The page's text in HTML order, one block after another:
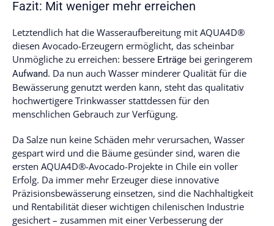
Fazit: Mit weniger mehr erreichen
Letztendlich hat die Wasseraufbereitung mit AQUA4D®
diesen Avocado-Erzeugern ermöglicht, das scheinbar
Unmögliche zu erreichen: bessere Erträge bei geringerem
Aufwand. Da nun auch Wasser minderer Qualität für die
Bewässerung genutzt werden kann, steht das qualitativ
hochwertigere Trinkwasser stattdessen für den
menschlichen Gebrauch zur Verfügung.
Da Salze nun keine Schäden mehr verursachen, Wasser
gespart wird und die Bäume gesünder sind, waren die
ersten AQUA4D®-Avocado-Projekte in Chile ein voller
Erfolg. Da immer mehr Erzeuger diese innovative
Präzisionsbewässerung einsetzen, sind die Nachhaltigkeit
und Rentabilität dieser wichtigen chilenischen Industrie
gesichert – zusammen mit einer Verbesserung der